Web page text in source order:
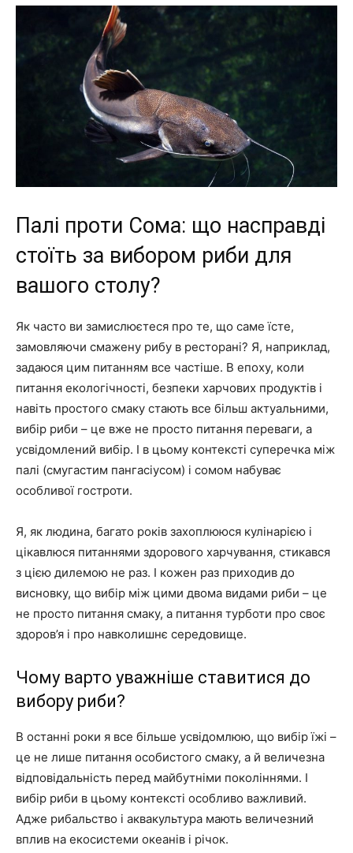
Палі проти Сома: що насправді
стоїть за вибором риби для
вашого столу?
Як часто ви замислюєтеся про те, що саме їсте,
замовляючи смажену рибу в ресторані? Я, наприклад,
задаюся цим питанням все частіше. В епоху, коли
питання екологічності, безпеки харчових продуктів і
навіть простого смаку стають все більш актуальними,
вибір риби – це вже не просто питання переваги, а
усвідомлений вибір. І в цьому контексті суперечка між
палі (смугастим пангасіусом) і сомом набуває
особливої гостроти.
Я, як людина, багато років захоплююся кулінарією і
цікавлюся питаннями здорового харчування, стикався
з цією дилемою не раз. І кожен раз приходив до
висновку, що вибір між цими двома видами риби – це
не просто питання смаку, а питання турботи про своє
здоров’я і про навколишнє середовище.
Чому варто уважніше ставитися до
вибору риби?
В останні роки я все більше усвідомлюю, що вибір їжі –
це не лише питання особистого смаку, а й величезна
відповідальність перед майбутніми поколіннями. І
вибір риби в цьому контексті особливо важливий.
Адже рибальство і аквакультура мають величезний
вплив на екосистеми океанів і річок.